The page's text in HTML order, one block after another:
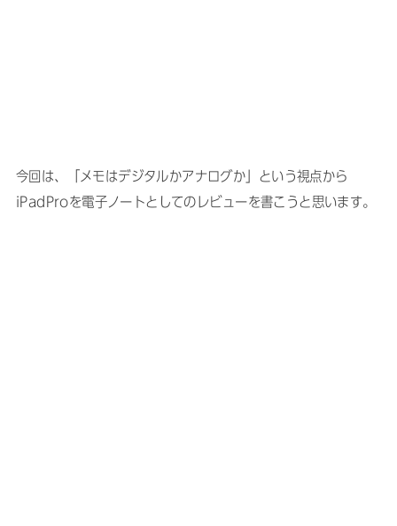
今回は、「メモはデジタルかアナログか」という視点から
iPadProを電子ノートとしてのレビューを書こうと思います。